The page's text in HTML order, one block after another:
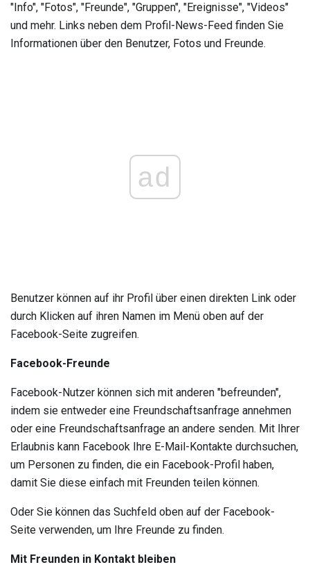
"Info", "Fotos", "Freunde", "Gruppen", "Ereignisse", "Videos"
und mehr. Links neben dem Profil-News-Feed finden Sie
Informationen über den Benutzer, Fotos und Freunde.
ad
Benutzer können auf ihr Profil über einen direkten Link oder
durch Klicken auf ihren Namen im Menü oben auf der
Facebook-Seite zugreifen.
Facebook-Freunde
Facebook-Nutzer können sich mit anderen "befreunden",
indem sie entweder eine Freundschaftsanfrage annehmen
oder eine Freundschaftsanfrage an andere senden. Mit Ihrer
Erlaubnis kann Facebook Ihre E-Mail-Kontakte durchsuchen,
um Personen zu finden, die ein Facebook-Profil haben,
damit Sie diese einfach mit Freunden teilen können.
Oder Sie können das Suchfeld oben auf der Facebook-
Seite verwenden, um Ihre Freunde zu finden.
Mit Freunden in Kontakt bleiben